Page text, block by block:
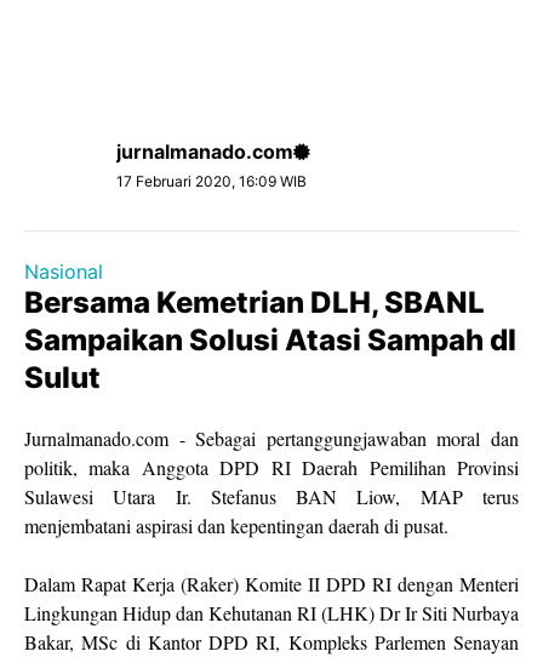
jurnalmanado.com
17 Februari 2020, 16:09 WIB
Nasional
Bersama Kemetrian DLH, SBANL
Sampaikan Solusi Atasi Sampah dI
Sulut
Jurnalmanado.com - Sebagai pertanggungjawaban moral dan
politik, maka Anggota DPD RI Daerah Pemilihan Provinsi
Sulawesi Utara Ir. Stefanus BAN Liow, MAP terus
menjembatani aspirasi dan kepentingan daerah di pusat.
Dalam Rapat Kerja (Raker) Komite II DPD RI dengan Menteri
Lingkungan Hidup dan Kehutanan RI (LHK) Dr Ir Siti Nurbaya
Bakar, MSc di Kantor DPD RI, Kompleks Parlemen Senayan